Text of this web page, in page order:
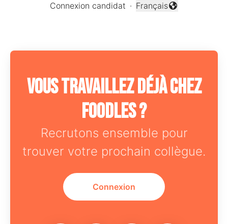
Connexion candidat ·
Changer la langue
Français
Vous travaillez déjà chez
Foodles ?
Recrutons ensemble pour
trouver votre prochain collègue.
Connexion